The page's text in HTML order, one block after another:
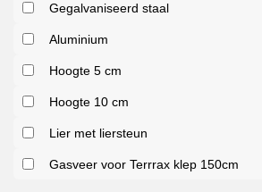
Gegalvaniseerd staal
Aluminium
Hoogte 5 cm
Hoogte 10 cm
Lier met liersteun
Gasveer voor Terrrax klep 150cm